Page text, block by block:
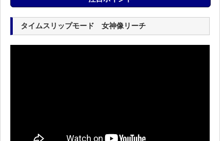
タイムスリップモード 女神像リーチ